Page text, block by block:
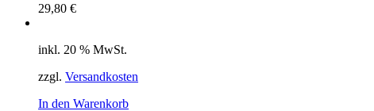
29,80 €
inkl. 20 % MwSt.
zzgl. Versandkosten
In den Warenkorb